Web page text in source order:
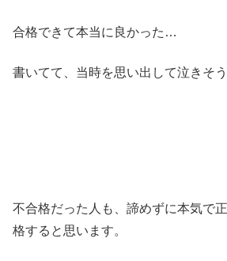
合格できて本当に良かった…
書いてて、当時を思い出して泣きそう
不合格だった人も、諦めずに本気で
格すると思います。